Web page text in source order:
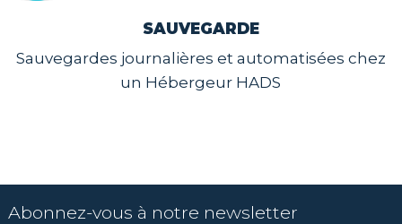
SAUVEGARDE
Sauvegardes journalières et automatisées chez
un Hébergeur HADS
Abonnez-vous à notre newsletter